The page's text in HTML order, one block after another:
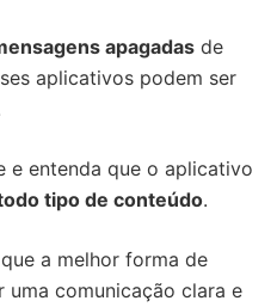
apagadas de
aplicativos podem ser
e entenda que o aplicativo
tipo de conteúdo.
a melhor forma de
comunicação clara e